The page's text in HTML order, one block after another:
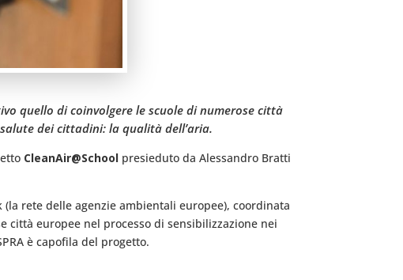
quello di coinvolgere le scuole di numerose città
dei cittadini: la qualità dell’aria.
CleanAir@School presieduto da Alessandro Bratti
(la rete delle agenzie ambientali europee), coordinata
città europee nel processo di sensibilizzazione nei
è capofila del progetto.